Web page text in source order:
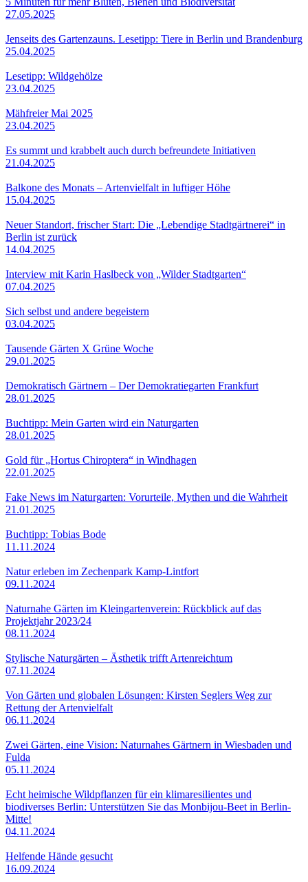
27.05.2025
Jenseits des Gartenzauns. Lesetipp: Tiere in Berlin und Brandenburg
25.04.2025
Lesetipp: Wildgehölze
23.04.2025
Mähfreier Mai 2025
23.04.2025
Es summt und krabbelt auch durch befreundete Initiativen
21.04.2025
Balkone des Monats – Artenvielfalt in luftiger Höhe
15.04.2025
Neuer Standort, frischer Start: Die „Lebendige Stadtgärtnerei“ in
Berlin ist zurück
14.04.2025
Interview mit Karin Haslbeck von „Wilder Stadtgarten“
07.04.2025
Sich selbst und andere begeistern
03.04.2025
Tausende Gärten X Grüne Woche
29.01.2025
Demokratisch Gärtnern – Der Demokratiegarten Frankfurt
28.01.2025
Buchtipp: Mein Garten wird ein Naturgarten
28.01.2025
Gold für „Hortus Chiroptera“ in Windhagen
22.01.2025
Fake News im Naturgarten: Vorurteile, Mythen und die Wahrheit
21.01.2025
Buchtipp: Tobias Bode
11.11.2024
Natur erleben im Zechenpark Kamp-Lintfort
09.11.2024
Naturnahe Gärten im Kleingartenverein: Rückblick auf das
Projektjahr 2023/24
08.11.2024
Stylische Naturgärten – Ästhetik trifft Artenreichtum
07.11.2024
Von Gärten und globalen Lösungen: Kirsten Seglers Weg zur
Rettung der Artenvielfalt
06.11.2024
Zwei Gärten, eine Vision: Naturnahes Gärtnern in Wiesbaden und
Fulda
05.11.2024
Echt heimische Wildpflanzen für ein klimaresilientes und
biodiverses Berlin: Unterstützen Sie das Monbijou-Beet in Berlin-
Mitte!
04.11.2024
Helfende Hände gesucht
16.09.2024